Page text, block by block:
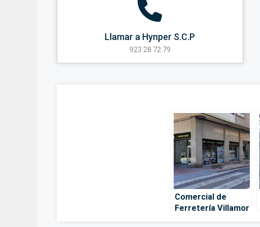
Llamar a Hynper S.C.P
923 28 72 79
Comercial de
Ferretería Villamor